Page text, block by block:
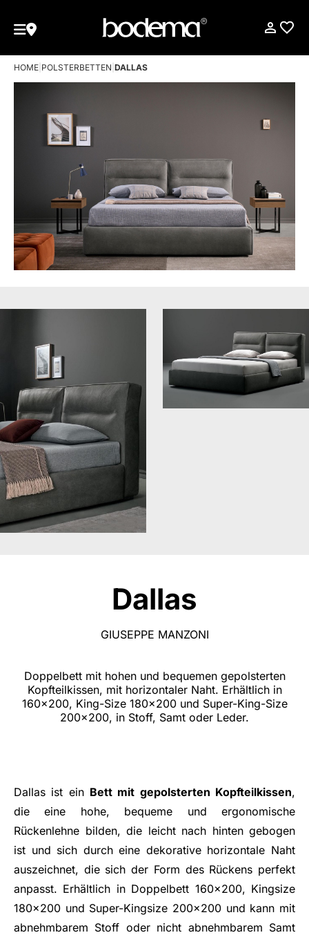
HOME POLSTERBETTEN DALLAS
Dallas
GIUSEPPE MANZONI
Doppelbett mit hohen und bequemen gepolsterten
Kopfteilkissen, mit horizontaler Naht. Erhältlich in
160x200, King-Size 180x200 und Super-King-Size
200x200, in Stoff, Samt oder Leder.
Dallas ist ein Bett mit gepolsterten Kopfteilkissen,
die eine hohe, bequeme und ergonomische
Rückenlehne bilden, die leicht nach hinten gebogen
ist und sich durch eine dekorative horizontale Naht
auszeichnet, die sich der Form des Rückens perfekt
anpasst. Erhältlich in Doppelbett 160x200, Kingsize
180x200 und Super-Kingsize 200x200 und kann mit
abnehmbarem Stoff oder nicht abnehmbarem Samt